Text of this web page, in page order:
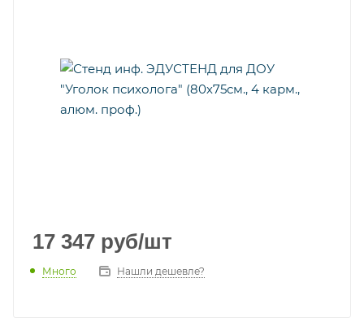
17 347 руб/шт
Много Нашли дешевле?